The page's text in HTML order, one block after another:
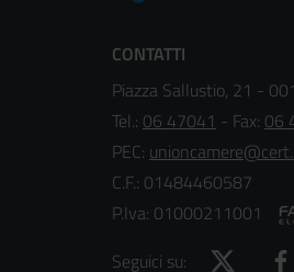
CONTATTI
Piazza Sallustio, 21 -
Tel.: 06 47041 - Fax: 06
PEC:
C.F.: 01484460587
P.Iva: 01000211001
Seguici su:
Twitter